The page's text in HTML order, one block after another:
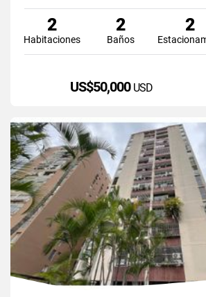
2
Habitaciones
2
Baños
2
US$50,000 USD